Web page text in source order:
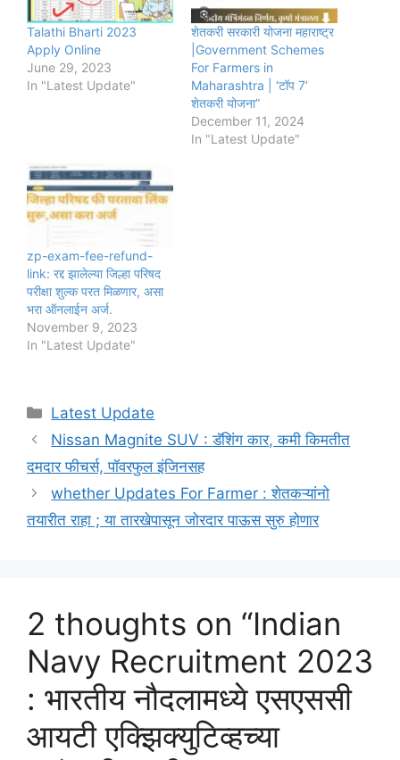
Talathi Bharti 2023
Apply Online
June 29, 2023
In "Latest Update"
शेतकरी सरकारी योजना महाराष्ट्र
|Government Schemes
For Farmers in
Maharashtra | ‘टॉप 7’
शेतकरी योजना”
December 11, 2024
In "Latest Update"
zp-exam-fee-refund-
link: रद्द झालेल्या जिल्हा परिषद
परीक्षा शुल्क परत मिळणार, असा
भरा ऑनलाईन अर्ज.
November 9, 2023
In "Latest Update"
Categories
Latest Update
Nissan Magnite SUV : डॅशिंग कार, कमी किमतीत
दमदार फीचर्स, पॉवरफुल इंजिनसह
whether Updates For Farmer : शेतकऱ्यांनो
तयारीत राहा ; या तारखेपासून जोरदार पाऊस सुरु होणार
2 thoughts on “Indian
Navy Recruitment 2023
: भारतीय नौदलामध्ये एसएससी
आयटी एक्झिक्युटिव्हच्या